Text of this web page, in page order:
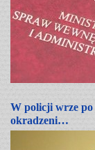
W policji wrze po
okradzeni…